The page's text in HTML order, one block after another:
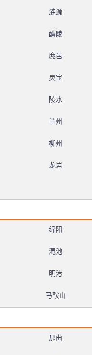
涟源
醴陵
鹿邑
灵宝
陵水
兰州
柳州
龙岩
绵阳
渑池
明港
马鞍山
那曲